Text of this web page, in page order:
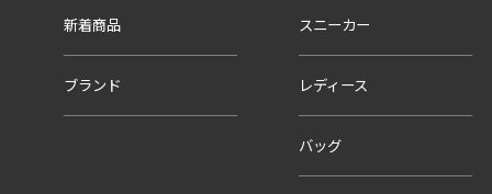
新着商品
ブランド
スニーカー
レディース
バッグ